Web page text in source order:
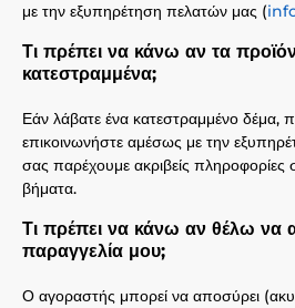
με την εξυπηρέτηση πελατών μας (
Τι πρέπει να κάνω αν τα
κατεστραμμένα;
Εάν λάβατε ένα κατεστραμμένο δέμα,
επικοινωνήστε αμέσως με την
σας παρέχουμε ακριβείς πληροφορίες
βήματα.
Τι πρέπει να κάνω αν θέλω
παραγγελία μου;
Ο αγοραστής μπορεί να αποσύρει